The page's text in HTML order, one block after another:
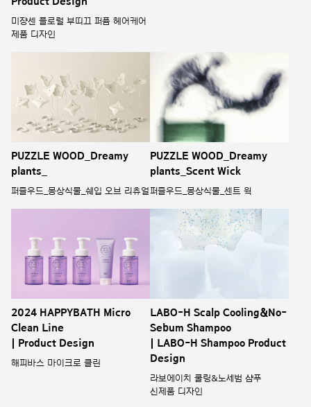
미쟝센 플로럴 부띠끄 퍼퓸 헤어케어
제품 디자인
PUZZLE WOOD_Dreamy
plants_
퍼즐우드_몽상식물_쉐입 오브 리츄얼
PUZZLE WOOD_Dreamy
plants_Scent Wick
퍼즐우드_몽상식물_센트 윅
2024 HAPPYBATH Micro
Clean Line
| Product Design
해피바스 마이크로 클린
LABO-H Scalp Cooling&No-
Sebum Shampoo
| LABO-H Shampoo Product
Design
라보에이치 쿨링&노세범 샴푸
신제품 디자인